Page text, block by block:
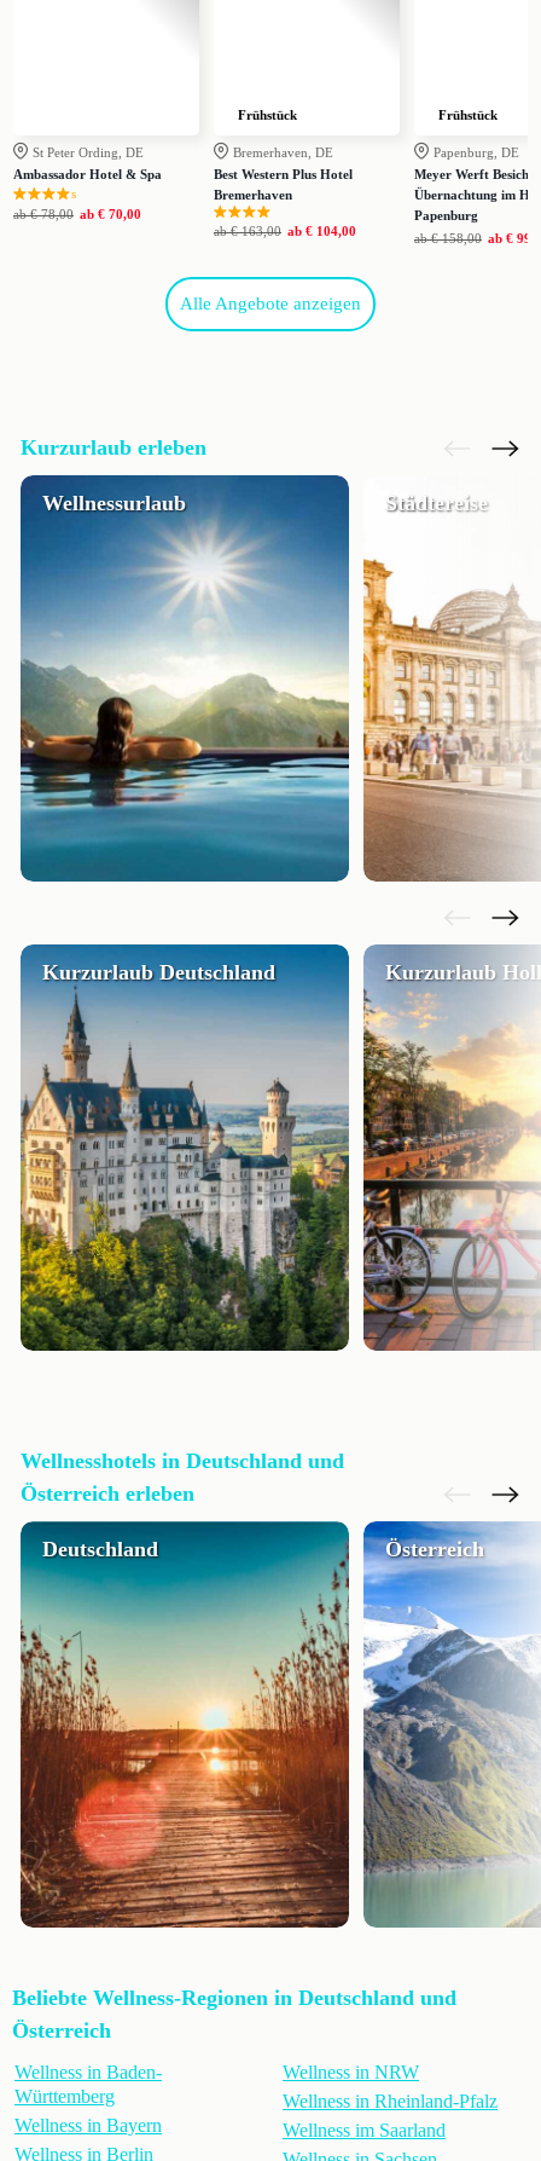
St Peter Ording, DE
Ambassador Hotel & Spa
s
ab € 78,00 ab € 70,00
Frühstück
Bremerhaven, DE
Best Western Plus Hotel
Bremerhaven
ab € 163,00 ab € 104,00
Frühstück
Papenburg, DE
Meyer Werft
Übernachtung im
Papenburg
ab € 158,00 ab €
Alle Angebote anzeigen
Kurzurlaub erleben
Wellnessurlaub Städtereise
Kurzurlaub Deutschland Kurzurlaub
Wellnesshotels in Deutschland und
Österreich erleben
Deutschland Österreich
Beliebte Wellness-Regionen in Deutschland und
Österreich
Wellness in Baden-
Württemberg
Wellness in Bayern
Wellness in Berlin
Wellness in NRW
Wellness in Rheinland-Pfalz
Wellness im Saarland